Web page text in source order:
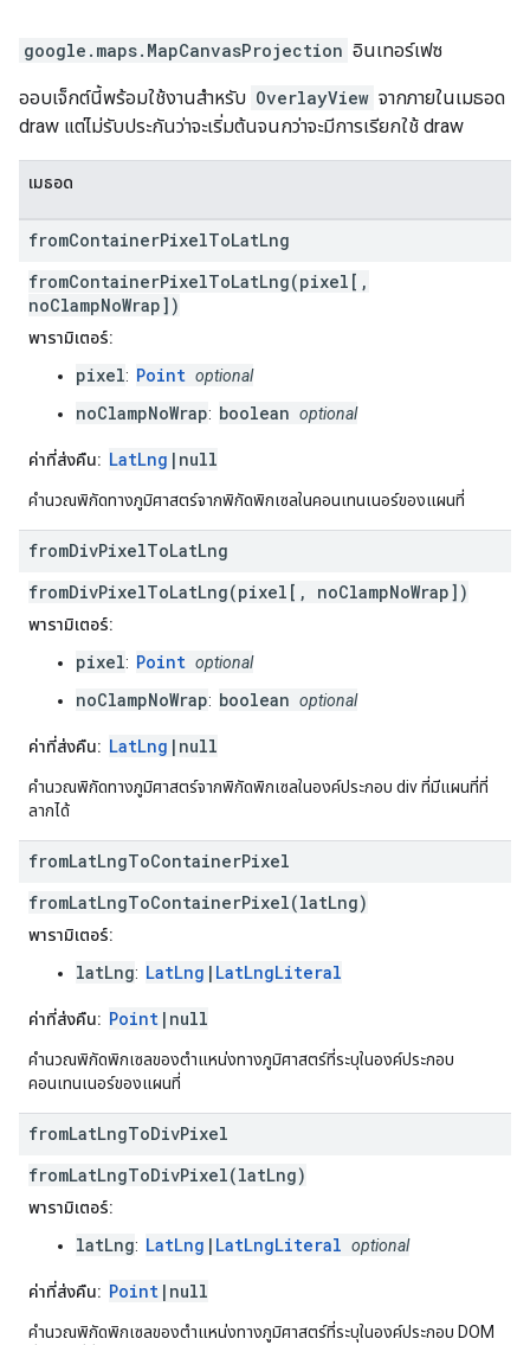
google.maps. MapCanvasProjection อินเทอร์เฟซ
ออบเจ็กต์นี้พร้อมใช้งานสำหรับ OverlayView จากภายในเมธอด
draw แต่ไม่รับประกันว่าจะเริ่มต้นจนกว่าจะมีการเรียกใช้ draw
เมธอด
fromContainerPixelToLatLng
fromContainerPixelToLatLng(pixel[,
noClampNoWrap])
พารามิเตอร์:
pixel: Point optional
noClampNoWrap: boolean optional
ค่าที่ส่งคืน: LatLng |null
คำนวณพิกัดทางภูมิศาสตร์จากพิกัดพิกเซลในคอนเทนเนอร์ของแผนที่
fromDivPixelToLatLng
fromDivPixelToLatLng(pixel[, noClampNoWrap])
พารามิเตอร์:
pixel: Point optional
noClampNoWrap: boolean optional
ค่าที่ส่งคืน: LatLng |null
คำนวณพิกัดทางภูมิศาสตร์จากพิกัดพิกเซลในองค์ประกอบ div ที่มีแผนที่ที่
ลากได้
fromLatLngToContainerPixel
fromLatLngToContainerPixel(latLng)
พารามิเตอร์:
latLng: LatLng | LatLngLiteral
ค่าที่ส่งคืน: Point |null
คำนวณพิกัดพิกเซลของตำแหน่งทางภูมิศาสตร์ที่ระบุในองค์ประกอบ
คอนเทนเนอร์ของแผนที่
fromLatLngToDivPixel
fromLatLngToDivPixel(latLng)
พารามิเตอร์:
latLng: LatLng | LatLngLiteral optional
ค่าที่ส่งคืน: Point |null
คำนวณพิกัดพิกเซลของตำแหน่งทางภูมิศาสตร์ที่ระบุในองค์ประกอบ DOM